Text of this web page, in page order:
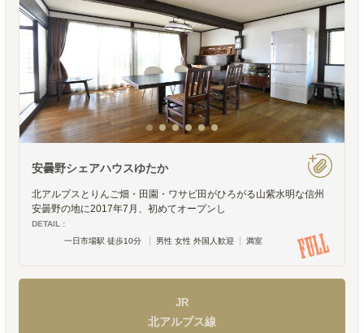
安曇野シェアハウスゆたか
北アルプスとりんご畑・田園・ワサビ田がひろがる山紫水明な信州
安曇野の地に2017年7月、初めてオープンし
DETAIL :
一日市場駅 徒歩10分
男性 女性 外国人歓迎 満室
JR
北アルプス線